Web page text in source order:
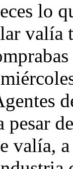
lo
valía
valía,